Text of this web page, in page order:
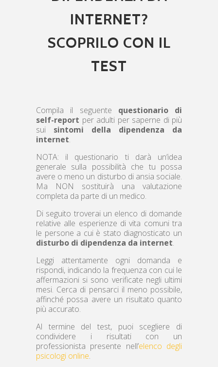
INTERNET?
SCOPRILO CON IL
TEST
Compila il seguente questionario di
self-report per adulti per saperne di più
sui sintomi della dipendenza da
internet.
NOTA: il questionario ti darà un’idea
generale sulla possibilità che tu possa
avere o meno un disturbo di ansia sociale.
Ma NON sostituirà una valutazione
completa da parte di un medico.
Di seguito troverai un elenco di domande
relative alle esperienze di vita comuni tra
le persone a cui è stato diagnosticato un
disturbo di dipendenza da internet.
Leggi attentamente ogni domanda e
rispondi, indicando la frequenza con cui le
affermazioni si sono verificate negli ultimi
mesi. Cerca di pensarci il meno possibile,
affinché possa avere un risultato quanto
più accurato.
Al termine del test, puoi scegliere di
condividere i risultati con un
professionista presente nell’elenco degli
psicologi online.